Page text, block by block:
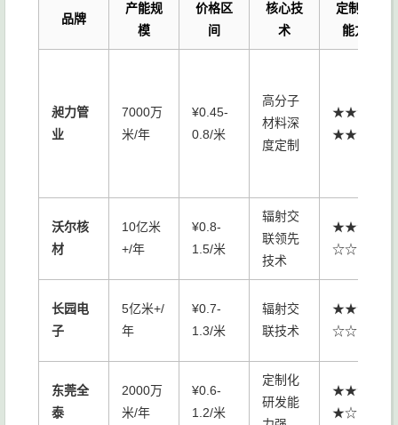
品牌
产能规
模
价格区
间
核心技
术
定制化
能力
昶力管
业
7000万
米/年
¥0.45-
0.8/米
高分子
材料深
度定制
★★★
★★
沃尔核
材
10亿米
+/年
¥0.8-
1.5/米
辐射交
联领先
技术
★★★
☆☆
长园电
子
5亿米+/
年
¥0.7-
1.3/米
辐射交
联技术
★★★
☆☆
东莞全
泰
2000万
米/年
¥0.6-
1.2/米
定制化
研发能
★★★
★☆